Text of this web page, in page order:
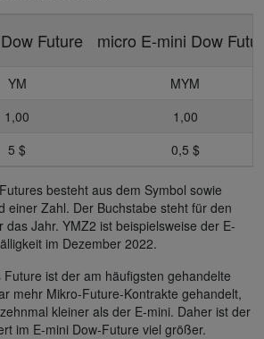
Future micro E-mini Dow
YM
MYM
1,00
1,00
5 $ 0,5 $
besteht aus dem Symbol sowie
einer Zahl. Der Buchstabe steht für den
das Jahr. YMZ2 ist beispielsweise der E-
im Dezember 2022.
ist der am häufigsten gehandelte
mehr Mikro-Future-Kontrakte gehandelt,
kleiner als der E-mini. Daher ist der
im E-mini Dow-Future viel größer.